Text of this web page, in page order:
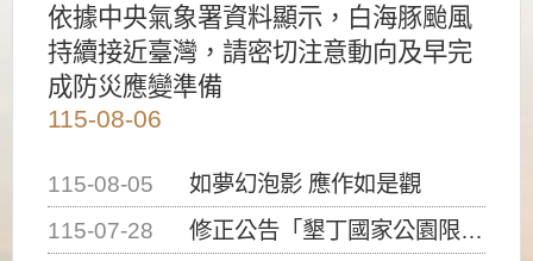
依據中央氣象署資料顯示，白海豚颱風
持續接近臺灣，請密切注意動向及早完
成防災應變準備
115-08-06
115-08-05
如夢幻泡影 應作如是觀
115-07-28
修正公告「墾丁國家公園限制水域遊憩活動之種類、範圍、時間及行為」，自即日生效。